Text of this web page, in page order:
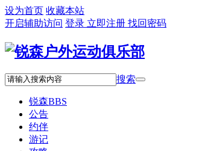
设为首页 收藏本站
开启辅助访问 登录 立即注册 找回密码
搜索
锐森BBS
公告
约伴
游记